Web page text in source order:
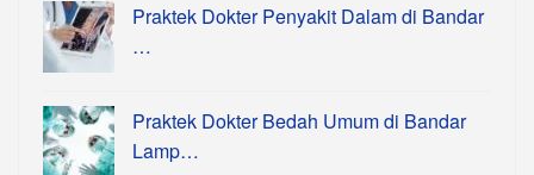
Praktek Dokter Penyakit Dalam di Bandar
…
Praktek Dokter Bedah Umum di Bandar
Lamp…